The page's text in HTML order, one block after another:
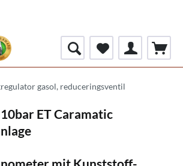
gasol, reduceringsventil
ET Caramatic